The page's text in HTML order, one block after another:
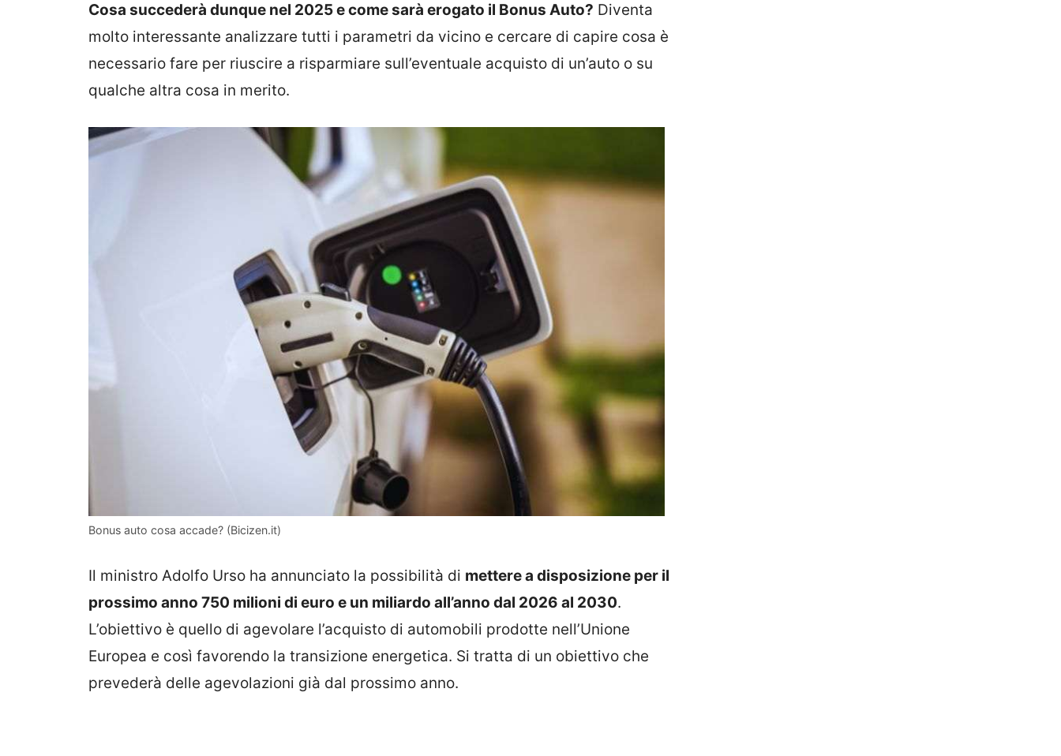
Cosa succederà dunque nel 2025 e come sarà erogato il Bonus Auto? Diventa
molto interessante analizzare tutti i parametri da vicino e cercare di capire cosa è
necessario fare per riuscire a risparmiare sull’eventuale acquisto di un’auto o su
qualche altra cosa in merito.
Bonus auto cosa accade? (Bicizen.it)
Il ministro Adolfo Urso ha annunciato la possibilità di mettere a disposizione per il
prossimo anno 750 milioni di euro e un miliardo all’anno dal 2026 al 2030.
L’obiettivo è quello di agevolare l’acquisto di automobili prodotte nell’Unione
Europea e così favorendo la transizione energetica. Si tratta di un obiettivo che
prevederà delle agevolazioni già dal prossimo anno.